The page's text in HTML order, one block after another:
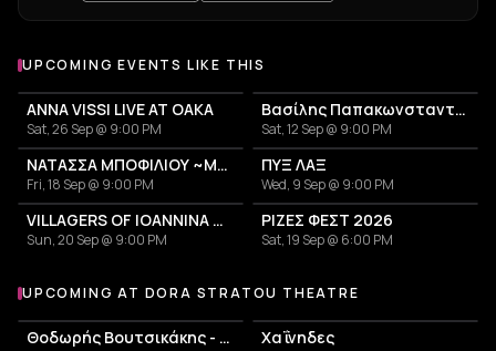
UPCOMING EVENTS LIKE THIS
ANNA VISSI LIVE AT OAKA
Sat, 26 Sep @ 9:00 PM
Βασίλης Παπακωνσταντίνου
Sat, 12 Sep @ 9:00 PM
ΝΑΤΑΣΣΑ ΜΠΟΦΙΛΙΟΥ ~ΜΕΤΡΗΜΑ~
Fri, 18 Sep @ 9:00 PM
ΠΥΞ ΛΑΞ
Wed, 9 Sep @ 9:00 PM
VILLAGERS OF IOANNINA CITY - VENCEREMOS 2026
Sun, 20 Sep @ 9:00 PM
ΡΙΖΕΣ ΦΕΣΤ 2026
Sat, 19 Sep @ 6:00 PM
More events at Dora Stratou Theatre
UPCOMING AT DORA STRATOU THEATRE
Θοδωρής Βουτσικάκης - Λίνα Νικολακοπούλου - Τυχερό Αστέρι Χαΐνηδες